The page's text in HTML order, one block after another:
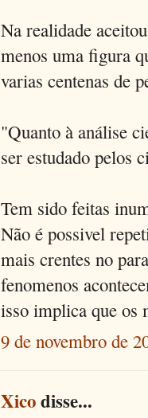
Na realidade
menos uma figura
varias centenas de
"Quanto à análise
ser estudado pelos
Tem sido feitas
Não é possivel
mais crentes no
fenomenos
isso implica que os
9 de novembro de
Xicodisse...